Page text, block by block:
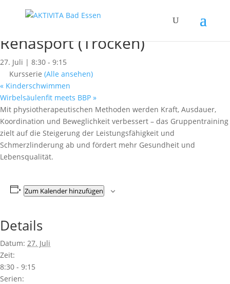
« Alle Kurse
Rehasport (Trocken)
27. Juli | 8:30 - 9:15
Kursserie (Alle ansehen)
« Kinderschwimmen
Wirbelsäulenfit meets BBP »
Mit physiotherapeutischen Methoden werden Kraft, Ausdauer,
Koordination und Beweglichkeit verbessert – das Gruppentraining
zielt auf die Steigerung der Leistungsfähigkeit und
Schmerzlinderung ab und fördert mehr Gesundheit und
Lebensqualität.
Zum Kalender hinzufügen
Details
Datum: 27. Juli
Zeit:
8:30 - 9:15
Serien: